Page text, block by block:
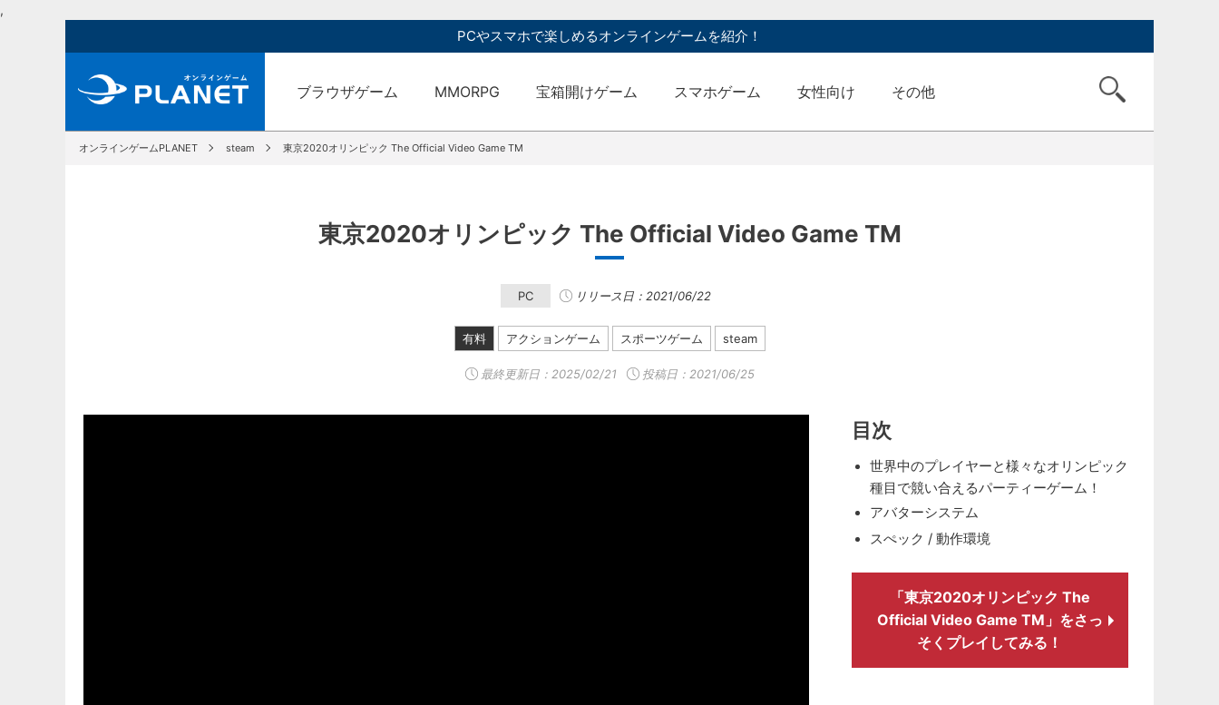
,
PCやスマホで楽しめるオンラインゲームを紹介！
ブラウザゲーム MMORPG 宝箱開けゲーム スマホゲーム 女性向け その他
オンラインゲームPLANET steam 東京2020オリンピック The Official Video Game TM
東京2020オリンピック The Official Video Game TM
PC リリース日：2021/06/22
有料 アクションゲーム スポーツゲーム steam
最終更新日： 2025/02/21 投稿日：2021/06/25
目次
世界中のプレイヤーと様々なオリンピック
種目で競い合えるパーティーゲーム！
アバターシステム
スぺック / 動作環境
「東京2020オリンピック The
Official Video Game TM」をさっ
そくプレイしてみる！